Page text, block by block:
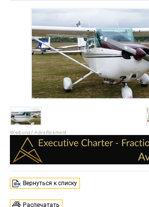
Вернуться к списку
Распечатать